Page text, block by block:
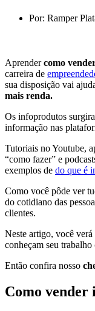
Por: Ramper
Aprendercomo
carreira de
sua disposição vai
mais renda.
Os infoprodutos
informação nas
Tutoriais no Youtube,
“como fazer” e
exemplos de do que é
Como você pôde ver
do cotidiano das
clientes.
Neste artigo, você verá
conheçam seu
Então confira nosso
Como vender